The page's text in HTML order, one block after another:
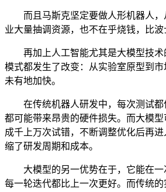
而且马斯克坚定要做人形机器人，
业大量抽调资源，也不在乎烧钱，比波
再加上人工智能尤其是大模型技术
模式都发生了改变：从实验室原型到
未有地加快。
在传统机器人研发中，每次测试都
都可能带来昂贵的硬件损失。而大模
成千上万次试错，不断调整优化后再
缩了研发周期和成本。
大模型的另一优势在于，它能在一
每一轮迭代都比上一次更好。而传统